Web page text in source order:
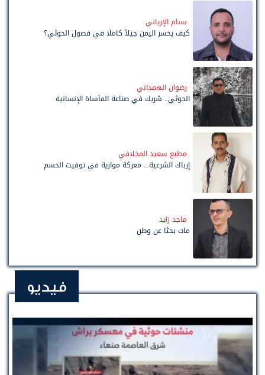
بسام الإرياني
كيف يخسر اليمن جيلاً كاملًا في فصول الحوثي؟
رضوان الهمداني
الحوثي.. شريك في صناعة المأساة الإنسانية
مطيع سعيد المخلافي
إرباك الشرعية... معركة موازية في توقيت الحسم
ماجد زايد
مات بحثًا عن وطن
فيديو